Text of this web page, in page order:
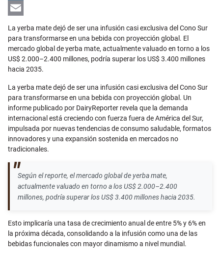
LinkedIn
La yerba mate dejó de ser una infusión casi exclusiva del Cono Sur
para transformarse en una bebida con proyección global. El
mercado global de yerba mate, actualmente valuado en torno a los
US$ 2.000–2.400 millones, podría superar los US$ 3.400 millones
hacia 2035.
La yerba mate dejó de ser una infusión casi exclusiva del Cono Sur
para transformarse en una bebida con proyección global. Un
informe publicado por DairyReporter revela que la demanda
internacional está creciendo con fuerza fuera de América del Sur,
impulsada por nuevas tendencias de consumo saludable, formatos
innovadores y una expansión sostenida en mercados no
tradicionales.
Según el reporte, el mercado global de yerba mate,
actualmente valuado en torno a los US$ 2.000–2.400
millones, podría superar los US$ 3.400 millones hacia 2035.
Esto implicaría una tasa de crecimiento anual de entre 5% y 6% en
la próxima década, consolidando a la infusión como una de las
bebidas funcionales con mayor dinamismo a nivel mundial.